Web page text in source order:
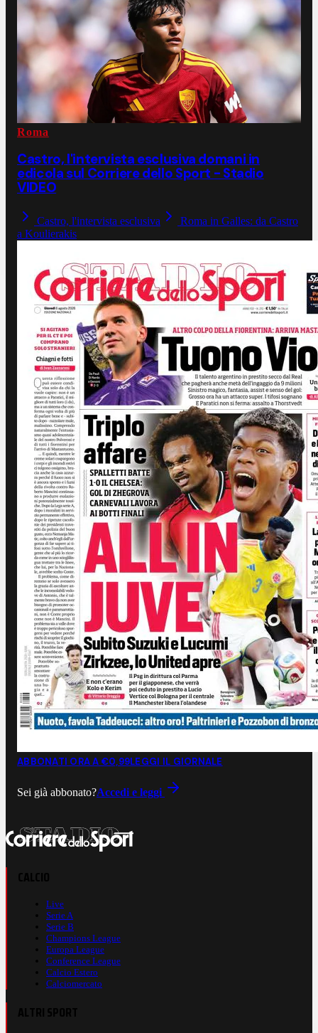
Roma
Castro, l'intervista esclusiva domani in
edicola sul Corriere dello Sport - Stadio
VIDEO
Castro, l'intervista esclusiva
Roma in Galles: da Castro
a Koulierakis
ABBONATI ORA A €0,99LEGGI IL GIORNALE
Sei già abbonato?Accedi e leggi
Live
Serie A
Serie B
Champions League
Europa League
Conference League
Calcio Estero
Calciomercato